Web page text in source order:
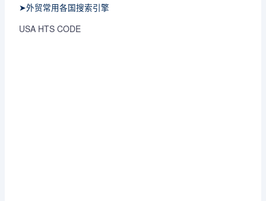
➤外贸常用各国搜索引擎
USA HTS CODE